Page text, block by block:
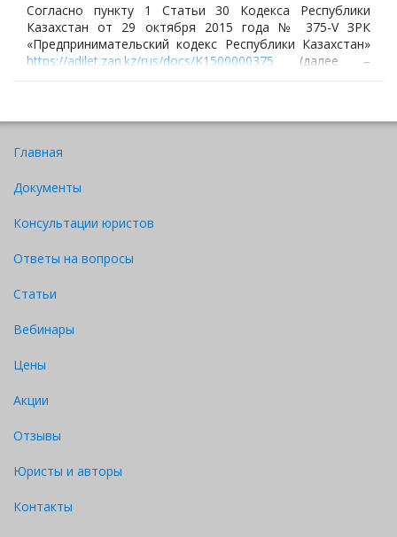
Согласно пункту 1 Статьи 30 Кодекса Республики
Казахстан от 29 октября 2015 года № 375-V ЗРК
«Предпринимательский кодекс Республики Казахстан»
https://adilet.zan.kz/rus/docs/K1500000375 (далее –
«Предпринимательский кодекс»)
Главная
Документы
Консультации юристов
Ответы на вопросы
Статьи
Вебинары
Цены
Акции
Отзывы
Юристы и авторы
Контакты